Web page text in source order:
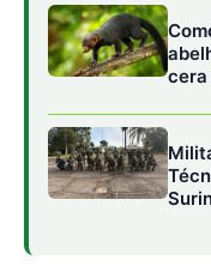
respiratórios é
apresentam
falta de oxigênio no
fundamental levar o
avaliação.